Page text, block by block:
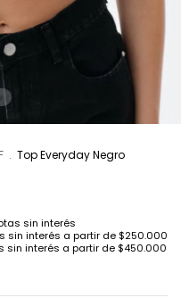
. Top Everyday Negro